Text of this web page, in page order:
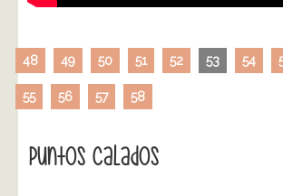
48 49 50 51 52 53 54
55 56 57 58
Puntos Calados